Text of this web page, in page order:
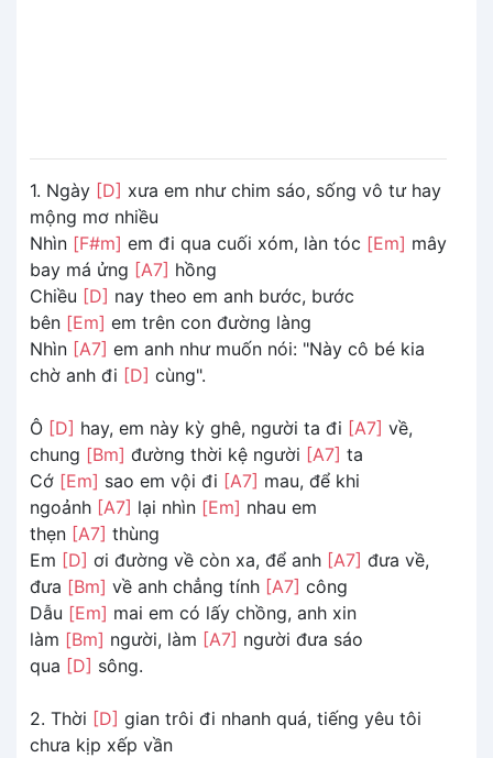
1. Ngày [D] xưa em như chim sáo, sống vô tư hay
mộng mơ nhiều
Nhìn [F#m] em đi qua cuối xóm, làn tóc [Em] mây
bay má ửng [A7] hồng
Chiều [D] nay theo em anh bước, bước
bên [Em] em trên con đường làng
Nhìn [A7] em anh như muốn nói: "Này cô bé kia
chờ anh đi [D] cùng".
Ô [D] hay, em này kỳ ghê, người ta đi [A7] về,
chung [Bm] đường thời kệ người [A7] ta
Cớ [Em] sao em vội đi [A7] mau, để khi
ngoảnh [A7] lại nhìn [Em] nhau em
thẹn [A7] thùng
Em [D] ơi đường về còn xa, để anh [A7] đưa về,
đưa [Bm] về anh chẳng tính [A7] công
Dẫu [Em] mai em có lấy chồng, anh xin
làm [Bm] người, làm [A7] người đưa sáo
qua [D] sông.
2. Thời [D] gian trôi đi nhanh quá, tiếng yêu tôi
chưa kịp xếp vần